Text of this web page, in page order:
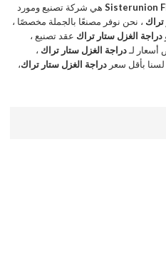
Sisterunion هي شركة تصنيع ومورد
تراك ، نحن نوفر مصنعًا بالجملة مخصصًا ،
دراجة الغزل ستار تراك عقد تصنيع ،
أسعار لـدراجة الغزل ستار تراك ،
بأقل سعردراجة الغزل ستار تراك،